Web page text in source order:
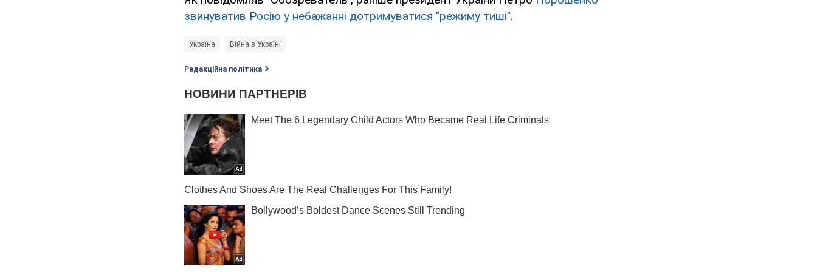
звинуватив Росію у небажанні дотримуватися "режиму тиші".
Україна Війна в Україні
Редакційна політика